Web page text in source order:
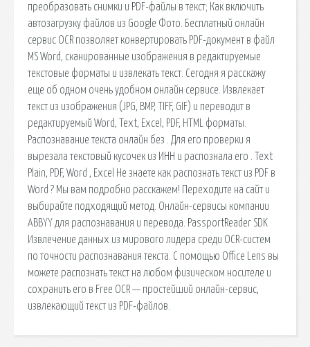
преобразовать снимки и PDF-файлы в текст; Как включить
автозагрузку файлов из Google Фото. Бесплатный онлайн
сервис OCR позволяет конвертировать PDF-документ в файл
MS Word, сканированные изображения в редактируемые
текстовые форматы и извлекать текст. Сегодня я расскажу
еще об одном очень удобном онлайн сервисе. Извлекает
текст из изображения (JPG, BMP, TIFF, GIF) и переводит в
редактируемый Word, Text, Excel, PDF, HTML форматы.
Распознавание текста онлайн без . Для его проверки я
вырезала текстовый кусочек из ИНН и распознала его . Text
Plain, PDF, Word , Excel Не знаете как распознать текст из PDF в
Word ? Мы вам подробно расскажем! Переходите на сайт и
выбирайте подходящий метод. Онлайн-сервисы компании
ABBYY для распознавания и перевода. PassportReader SDK
Извлечение данных из мирового лидера среди OCR-систем
по точности распознавания текста. С помощью Office Lens вы
можете распознать текст на любом физическом носителе и
сохранить его в Free OCR — простейший онлайн-сервис,
извлекающий текст из PDF-файлов.